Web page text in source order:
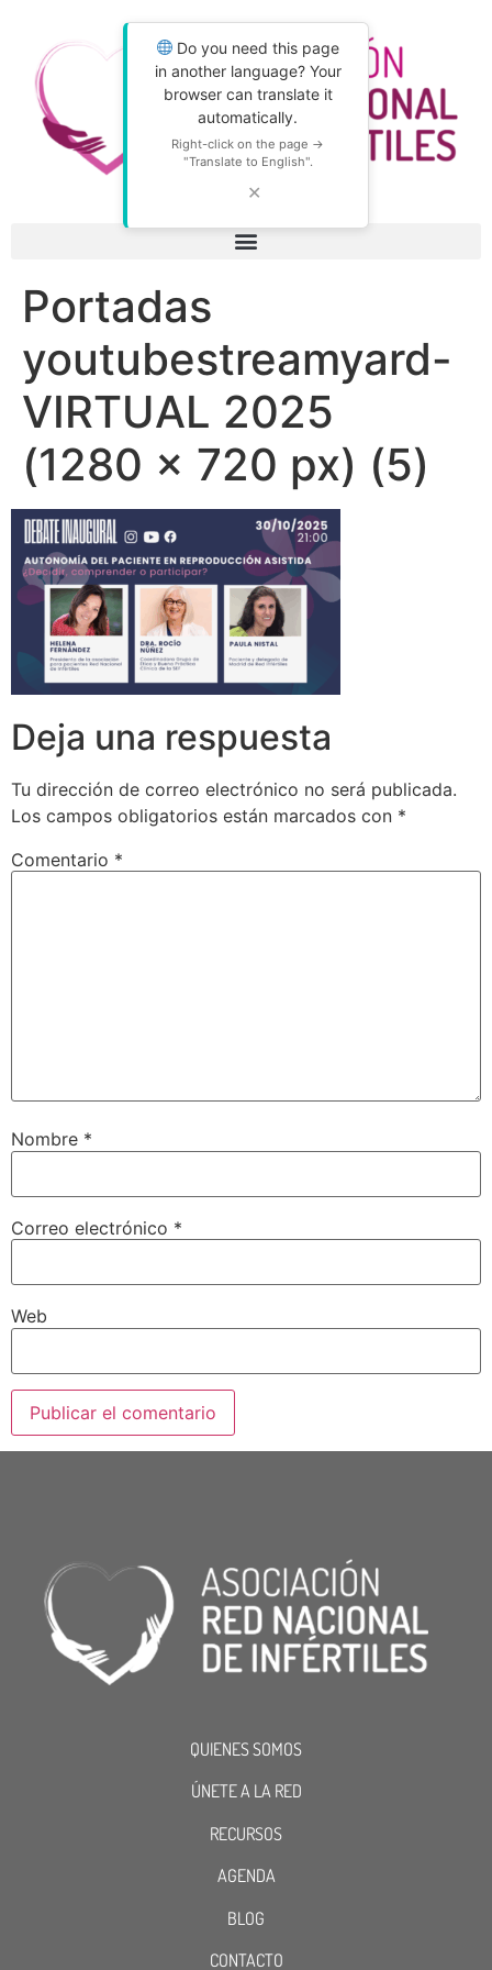
Do you need this page
in another language? Your
browser can translate it
automatically.
Right-click on the page →
"Translate to English".
✕
Portadas
youtubestreamyard-
VIRTUAL 2025
(1280 × 720 px) (5)
Deja una respuesta
Tu dirección de correo electrónico no será publicada.
Los campos obligatorios están marcados con *
Comentario *
Nombre *
Correo electrónico *
Web
QUIENES SOMOS
ÚNETE A LA RED
RECURSOS
AGENDA
BLOG
CONTACTO